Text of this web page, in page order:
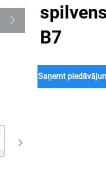
B7
Saņemt